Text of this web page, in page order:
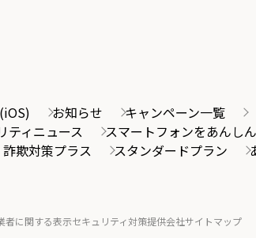
お知らせ
キャンペーン一覧
ティニュース
スマートフォンをあんし
欺対策プラス スタンダードプラン
者に関する表示セキュリティ対策提供会社サイトマップ